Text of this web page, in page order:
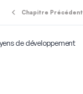
Chapitre Précédent
de développement